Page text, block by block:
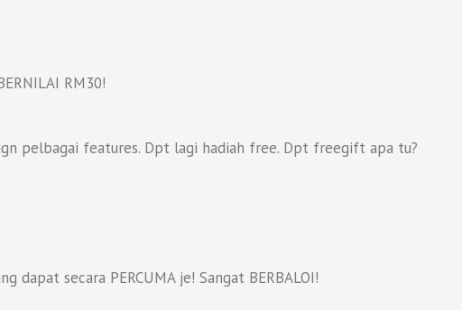
RM30!
pelbagai features. Dpt lagi hadiah free. Dpt freegift apa tu?
secara PERCUMA je! Sangat BERBALOI!